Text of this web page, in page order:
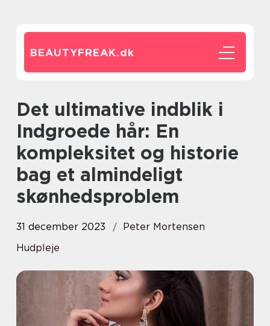
BEAUTYFREAK.dk
Det ultimative indblik i
Indgroede hår: En
kompleksitet og historie
bag et almindeligt
skønhedsproblem
31 december 2023
Peter Mortensen
Hudpleje